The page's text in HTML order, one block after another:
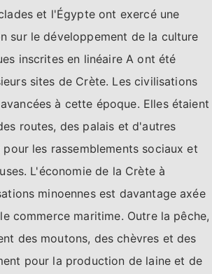
et l'Égypte ont exercé une
sur le développement de la culture
inscrites en linéaire A ont été
sites de Crète. Les civilisations
à cette époque. Elles étaient
routes, des palais et d'autres
les rassemblements sociaux et
L'économie de la Crète à
minoennes est davantage axée
commerce maritime. Outre la pêche,
des moutons, des chèvres et des
pour la production de laine et de